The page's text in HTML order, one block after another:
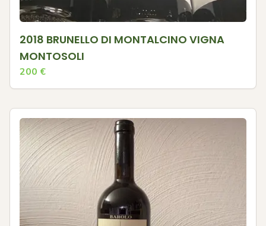
2018 BRUNELLO DI MONTALCINO VIGNA
MONTOSOLI
200 €